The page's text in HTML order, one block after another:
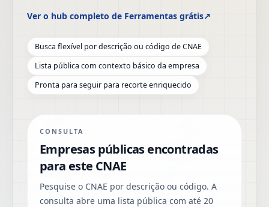
Ver o hub completo de Ferramentas grátis↗
Busca flexível por descrição ou código de CNAE
Lista pública com contexto básico da empresa
Pronta para seguir para recorte enriquecido
CONSULTA
Empresas públicas encontradas
para este CNAE
Pesquise o CNAE por descrição ou código. A
consulta abre uma lista pública com até 20